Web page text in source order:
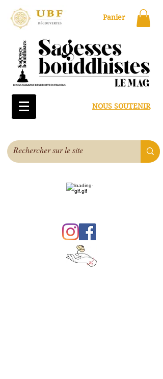
Panier
NOUS SOUTENIR